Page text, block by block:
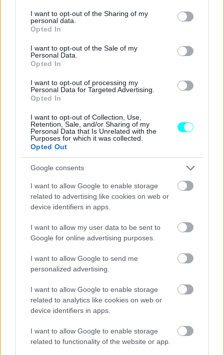
not limited to your visit or usage behaviour. You may click to
grant or deny consent to Google and its third-party tags to
use your data for below specified purposes in below Google
consent section.
I want to opt-out of the Sharing of my
personal data.
Opted In
I want to opt-out of the Sale of my
Personal Data.
Opted In
I want to opt-out of processing my
Personal Data for Targeted Advertising.
Opted In
I want to opt-out of Collection, Use,
Retention, Sale, and/or Sharing of my
Personal Data that Is Unrelated with the
Purposes for which it was collected.
Opted Out
Google consents
I want to allow Google to enable storage
related to advertising like cookies on web or
device identifiers in apps.
I want to allow my user data to be sent to
Google for online advertising purposes.
I want to allow Google to send me
personalized advertising.
I want to allow Google to enable storage
related to analytics like cookies on web or
device identifiers in apps.
I want to allow Google to enable storage
related to functionality of the website or app.
Κυκλοφορίας σχετικά με το χρώμα των φλας και τη
λειτουργία τους.Ο γνωστός σε όλους
το χρώμα των φλας είναι το κίτρινο -δηλαδή το
πορτοκαλί- και η συχνότητα με την οποία αναβοσβήνουν
απόκλισης περίπου 33%. Σε περίπτωση που τα φλας ενός
Οδικής Κυκλοφορίας,το πρόστιμο που βεβαιώνεται
είναι 150 ευρώ
.